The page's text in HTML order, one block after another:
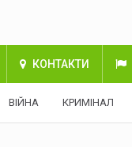
КОНТАКТИ
ВІЙНА КРИМІНАЛ